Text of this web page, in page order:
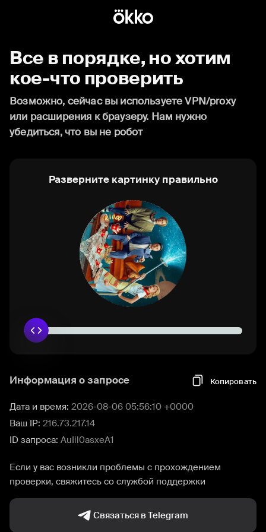
Все в порядке, но хотим
кое-что проверить
Возможно, сейчас вы используете VPN/proxy
или расширения к браузеру. Нам нужно
убедиться, что вы не робот
Разверните картинку правильно
Информация о запросе Копировать
Дата и время: 2026-08-06 05:56:10 +0000
Ваш IP: 216.73.217.14
ID запроса: AuIil0asxeA1
Если у вас возникли проблемы с прохождением
проверки, свяжитесь со службой поддержки
Связаться в Telegram